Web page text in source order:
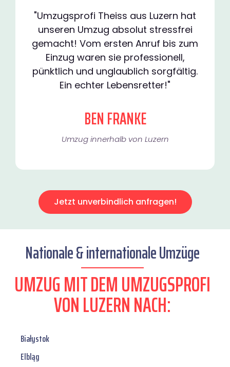
"Umzugsprofi Theiss aus Luzern hat
unseren Umzug absolut stressfrei
gemacht! Vom ersten Anruf bis zum
Einzug waren sie professionell,
pünktlich und unglaublich sorgfältig.
Ein echter Lebensretter!"
BEN FRANKE
Umzug innerhalb von Luzern​
Jetzt unverbindlich anfragen!
Nationale & internationale Umzüge
UMZUG MIT DEM UMZUGSPROFI
VON LUZERN NACH:
Białystok
Elbląg